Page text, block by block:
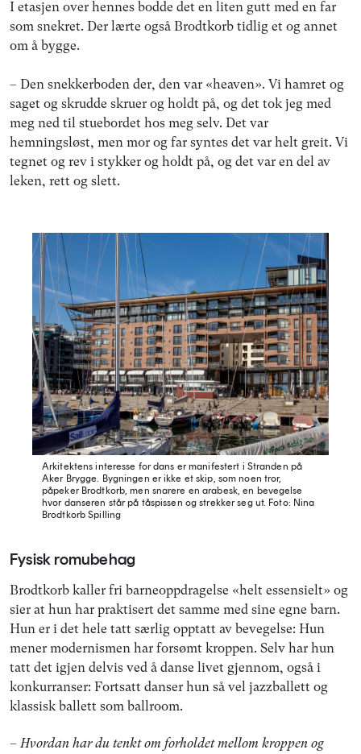
I etasjen over hennes bodde det en liten gutt med en far
som snekret. Der lærte også Brodtkorb tidlig et og annet
om å bygge.
– Den snekkerboden der, den var «heaven». Vi hamret og
saget og skrudde skruer og holdt på, og det tok jeg med
meg ned til stuebordet hos meg selv. Det var
hemningsløst, men mor og far syntes det var helt greit. Vi
tegnet og rev i stykker og holdt på, og det var en del av
leken, rett og slett.
Arkitektens interesse for dans er manifestert i Stranden på
Aker Brygge. Bygningen er ikke et skip, som noen tror,
påpeker Brodtkorb, men snarere en arabesk, en bevegelse
hvor danseren står på tåspissen og strekker seg ut. Foto: Nina
Brodtkorb Spilling
Fysisk romubehag
Brodtkorb kaller fri barneoppdragelse «helt essensielt» og
sier at hun har praktisert det samme med sine egne barn.
Hun er i det hele tatt særlig opptatt av bevegelse: Hun
mener modernismen har forsømt kroppen. Selv har hun
tatt det igjen delvis ved å danse livet gjennom, også i
konkurranser: Fortsatt danser hun så vel jazzballett og
klassisk ballett som ballroom.
– Hvordan har du tenkt om forholdet mellom kroppen og